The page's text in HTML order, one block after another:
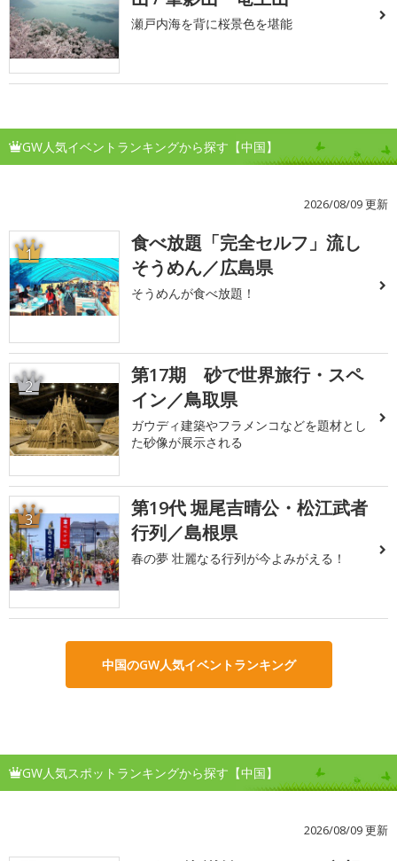
瀬戸内海を背に桜景色を堪能
GW人気イベントランキングから探す【中国】
2026/08/09 更新
1
食べ放題「完全セルフ」流し
そうめん／広島県
そうめんが食べ放題！
2
第17期 砂で世界旅行・スペ
イン／鳥取県
ガウディ建築やフラメンコなどを題材とし
た砂像が展示される
3
第19代 堀尾吉晴公・松江武者
行列／島根県
春の夢 壮麗なる行列が今よみがえる！
中国のGW人気イベントランキング
GW人気スポットランキングから探す【中国】
2026/08/09 更新